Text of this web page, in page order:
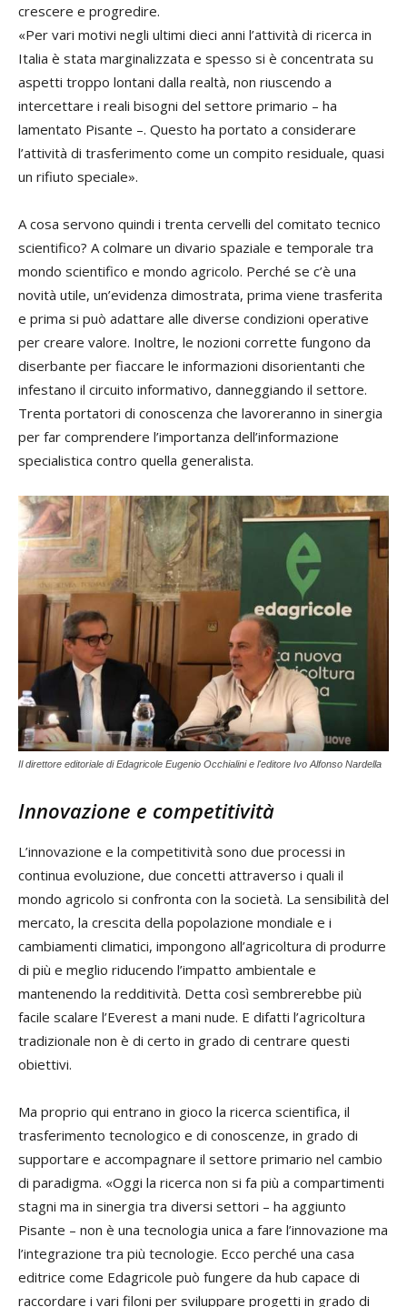
crescere e progredire.
«Per vari motivi negli ultimi dieci anni l’attività di ricerca in
Italia è stata marginalizzata e spesso si è concentrata su
aspetti troppo lontani dalla realtà, non riuscendo a
intercettare i reali bisogni del settore primario – ha
lamentato Pisante –. Questo ha portato a considerare
l’attività di trasferimento come un compito residuale, quasi
un rifiuto speciale».
A cosa servono quindi i trenta cervelli del comitato tecnico
scientifico? A colmare un divario spaziale e temporale tra
mondo scientifico e mondo agricolo. Perché se c’è una
novità utile, un’evidenza dimostrata, prima viene trasferita
e prima si può adattare alle diverse condizioni operative
per creare valore. Inoltre, le nozioni corrette fungono da
diserbante per fiaccare le informazioni disorientanti che
infestano il circuito informativo, danneggiando il settore.
Trenta portatori di conoscenza che lavoreranno in sinergia
per far comprendere l’importanza dell’informazione
specialistica contro quella generalista.
Il direttore editoriale di Edagricole Eugenio Occhialini e l'editore Ivo Alfonso Nardella
Innovazione e competitività
L’innovazione e la competitività sono due processi in
continua evoluzione, due concetti attraverso i quali il
mondo agricolo si confronta con la società. La sensibilità del
mercato, la crescita della popolazione mondiale e i
cambiamenti climatici, impongono all’agricoltura di produrre
di più e meglio riducendo l’impatto ambientale e
mantenendo la redditività. Detta così sembrerebbe più
facile scalare l’Everest a mani nude. E difatti l’agricoltura
tradizionale non è di certo in grado di centrare questi
obiettivi.
Ma proprio qui entrano in gioco la ricerca scientifica, il
trasferimento tecnologico e di conoscenze, in grado di
supportare e accompagnare il settore primario nel cambio
di paradigma. «Oggi la ricerca non si fa più a compartimenti
stagni ma in sinergia tra diversi settori – ha aggiunto
Pisante – non è una tecnologia unica a fare l’innovazione ma
l’integrazione tra più tecnologie. Ecco perché una casa
editrice come Edagricole può fungere da hub capace di
raccordare i vari filoni per sviluppare progetti in grado di